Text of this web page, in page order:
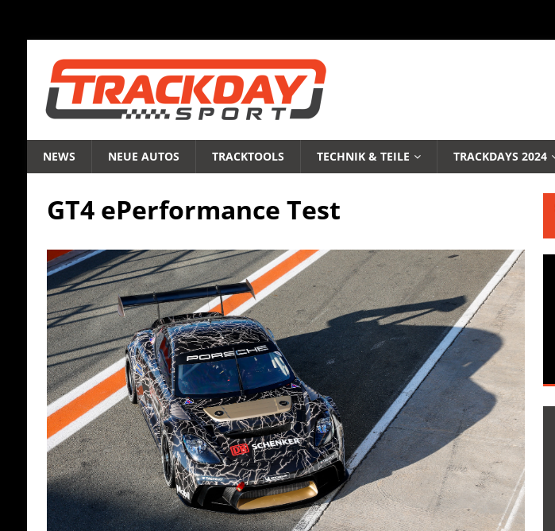
NEWS NEUE AUTOS TRACKTOOLS TECHNIK & TEILE TRACKDAYS 2024
GT4 ePerformance Test